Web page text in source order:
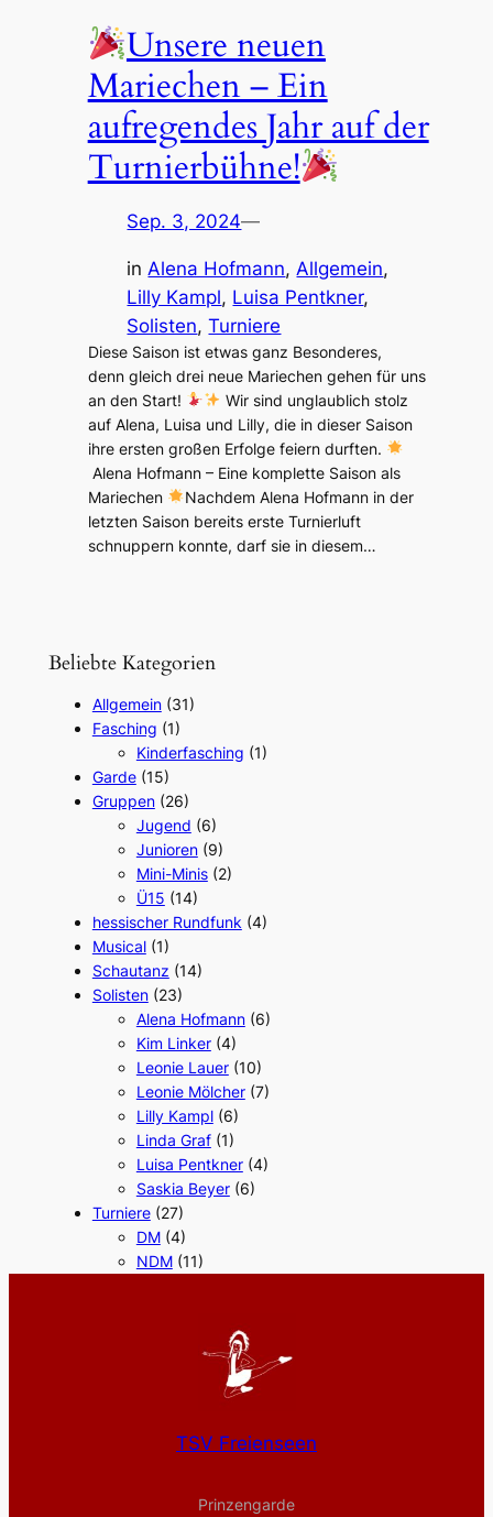
Unsere neuen
Mariechen – Ein
aufregendes Jahr auf der
Turnierbühne!
Sep. 3, 2024—
in Alena Hofmann, Allgemein
Lilly Kampl, Luisa Pentkner
Solisten, Turniere
Diese Saison ist etwas ganz Besonderes,
denn gleich drei neue Mariechen gehen für uns
an den Start!
Wir sind unglaublich stolz
auf Alena, Luisa und Lilly, die in dieser Saison
ihre ersten großen Erfolge feiern durften.
Alena Hofmann – Eine komplette Saison als
Mariechen
Nachdem Alena Hofmann in der
letzten Saison bereits erste Turnierluft
schnuppern konnte, darf sie in diesem…
Beliebte Kategorien
Allgemein(31)
Fasching (1)
Kinderfasching (1)
Garde(15)
Gruppen(26)
Jugend (6)
Junioren(9)
Mini-Minis(2)
Ü15 (14)
hessischer Rundfunk (4)
Musical(1)
Schautanz (14)
Solisten(23)
Alena Hofmann(6)
Kim Linker(4)
Leonie Lauer(10)
Leonie Mölcher(7)
Lilly Kampl(6)
Linda Graf(1)
Luisa Pentkner(4)
Saskia Beyer(6)
Turniere(27)
DM(4)
NDM(11)
TSV Freienseen
Prinzengarde